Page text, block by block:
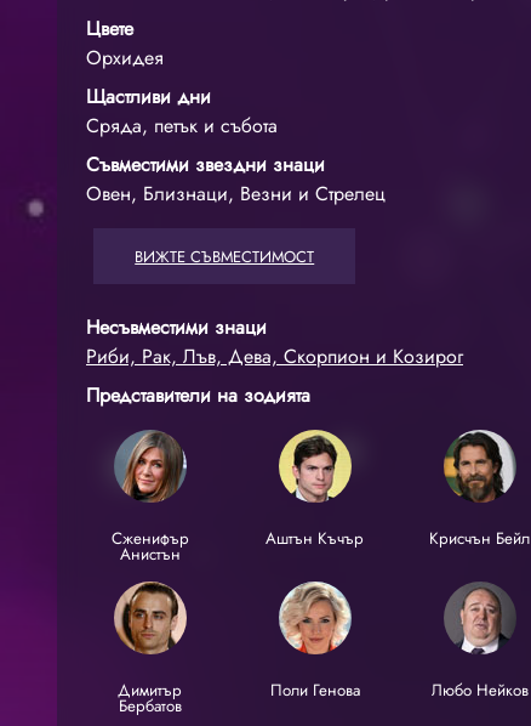
Цвете
Орхидея
Щастливи дни
Сряда, петък и събота
Съвместими звездни знаци
Овен, Близнаци, Везни и Стрелец
ВИЖТЕ СЪВМЕСТИМОСТ
Несъвместими знаци
Риби, Рак, Лъв, Дева, Скорпион и Козирог
Представители на зодията
Сженифър
Анистън
Аштън Къчър Крисчън Бейл
Димитър
Бербатов
Поли Генова Любо Нейков